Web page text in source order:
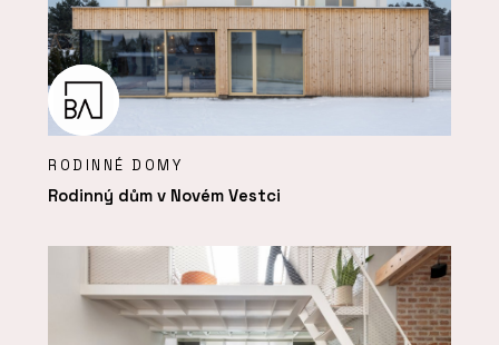
RODINNÉ DOMY
Rodinný dům v Novém Vestci